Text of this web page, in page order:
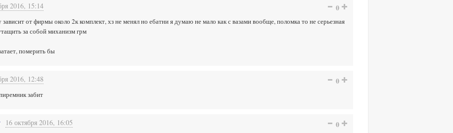
2016, 15:14 0
зависит от фирмы около 2к комплект, хз не менял но ебатни я думаю не мало как с вазами вообще, поломка то не серьезная
за собой миханизм грм
померить бы
2016, 12:48 0
забит
16 октября 2016, 16:05 0